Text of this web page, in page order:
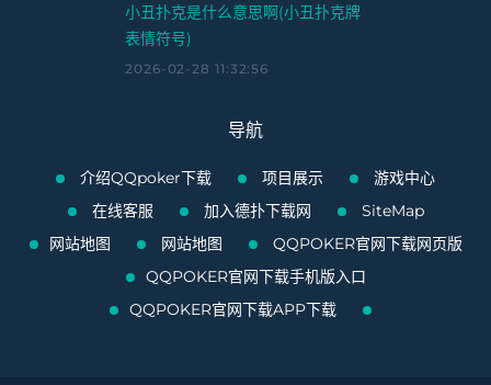
小丑扑克是什么意思啊(小丑扑克牌
表情符号)
2026-02-28 11:32:56
导航
介绍QQpoker下载 项目展示
游戏中心
在线客服
加入德扑下载网
SiteMap
网站地图
网站地图
QQPOKER官网下载网页版
QQPOKER官网下载手机版入口
QQPOKER官网下载APP下载